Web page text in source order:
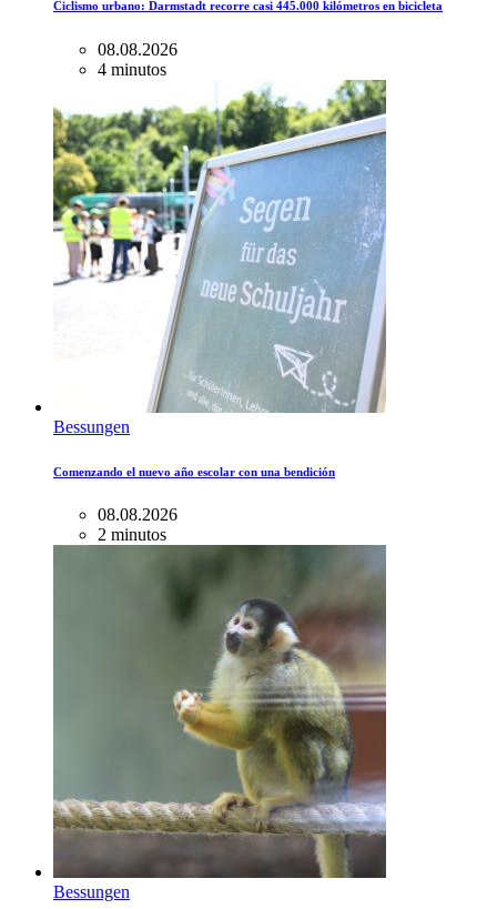
Ciclismo urbano: Darmstadt recorre casi 445.000 kilómetros en bicicleta
08.08.2026
4 minutos
Bessungen
Comenzando el nuevo año escolar con una bendición
08.08.2026
2 minutos
Bessungen